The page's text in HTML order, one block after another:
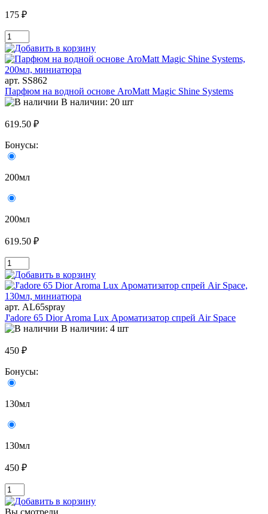
175 ₽
арт. SS862
Парфюм на водной основе AroMatt Magic Shine Systems
В наличии: 20 шт
619.50 ₽
Бонусы:
200мл
200мл
619.50 ₽
арт. AL65spray
J'adore 65 Dior Aroma Lux Ароматизатор спрей Air Space
В наличии: 4 шт
450 ₽
Бонусы:
130мл
130мл
450 ₽
Вы смотрели